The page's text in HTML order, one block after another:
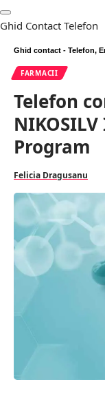
Ghid Contact Telefon
Ghid contact - Telefon,
FARMACII
Telefon
Program
Felicia Dragusanu